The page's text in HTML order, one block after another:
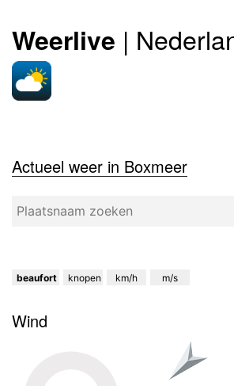
Weerlive |
Actueel weer in Boxmeer
beaufort knopen km/h m/s
Wind